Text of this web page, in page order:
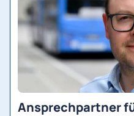
Ansprechpartner